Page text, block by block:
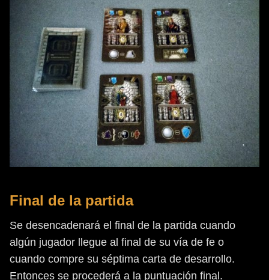
Final de la partida
Se desencadenará el final de la partida cuando
algún jugador llegue al final de su vía de fe o
cuando compre su séptima carta de desarrollo.
Entonces se procederá a la puntuación final.